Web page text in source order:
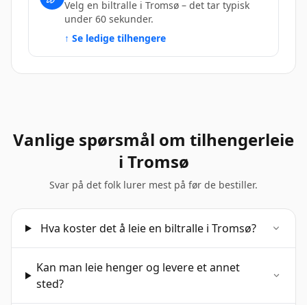
Velg en biltralle i Tromsø – det tar typisk
under 60 sekunder.
↑ Se ledige tilhengere
Vanlige spørsmål om tilhengerleie
i Tromsø
Svar på det folk lurer mest på før de bestiller.
Hva koster det å leie en biltralle i Tromsø?
Kan man leie henger og levere et annet
sted?